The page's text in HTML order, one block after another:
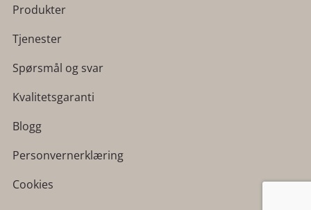
Produkter
Tjenester
Spørsmål og svar
Kvalitetsgaranti
Blogg
Personvernerklæring
Cookies